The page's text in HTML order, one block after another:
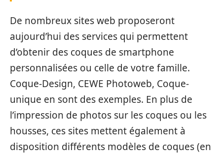
De nombreux sites web proposeront
aujourd’hui des services qui permettent
d’obtenir des coques de smartphone
personnalisées ou celle de votre famille.
Coque-Design, CEWE Photoweb, Coque-
unique en sont des exemples. En plus de
l’impression de photos sur les coques ou les
housses, ces sites mettent également à
disposition différents modèles de coques (en